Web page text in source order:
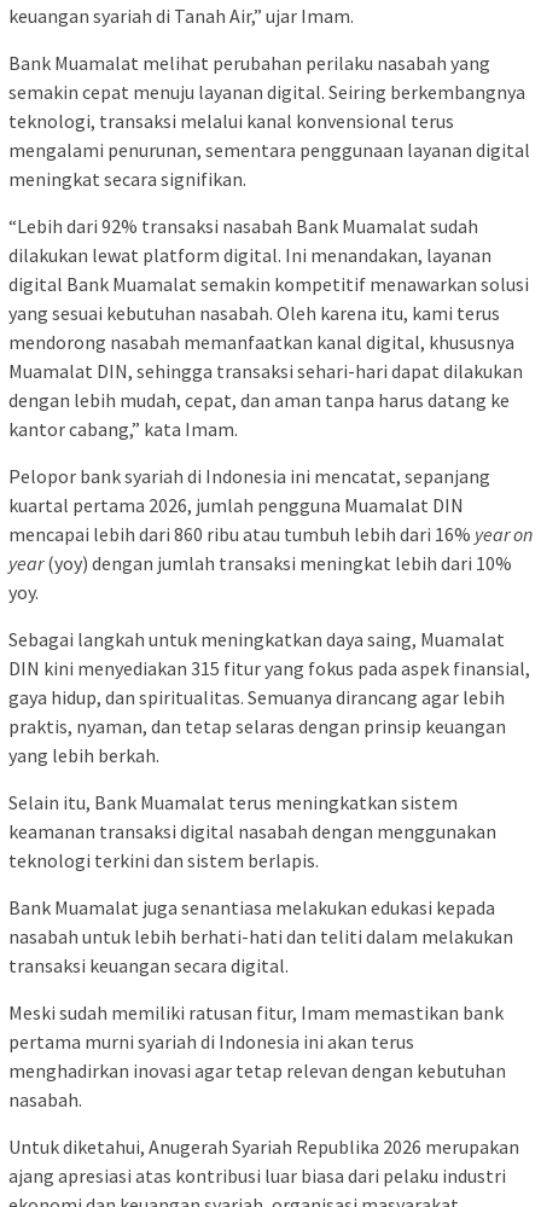
keuangan syariah di Tanah Air,” ujar Imam.
Bank Muamalat melihat perubahan perilaku nasabah yang
semakin cepat menuju layanan digital. Seiring berkembangnya
teknologi, transaksi melalui kanal konvensional terus
mengalami penurunan, sementara penggunaan layanan digital
meningkat secara signifikan.
“Lebih dari 92% transaksi nasabah Bank Muamalat sudah
dilakukan lewat platform digital. Ini menandakan, layanan
digital Bank Muamalat semakin kompetitif menawarkan solusi
yang sesuai kebutuhan nasabah. Oleh karena itu, kami terus
mendorong nasabah memanfaatkan kanal digital, khususnya
Muamalat DIN, sehingga transaksi sehari-hari dapat dilakukan
dengan lebih mudah, cepat, dan aman tanpa harus datang ke
kantor cabang,” kata Imam.
Pelopor bank syariah di Indonesia ini mencatat, sepanjang
kuartal pertama 2026, jumlah pengguna Muamalat DIN
mencapai lebih dari 860 ribu atau tumbuh lebih dari 16% year on
year(yoy) dengan jumlah transaksi meningkat lebih dari 10%
yoy.
Sebagai langkah untuk meningkatkan daya saing, Muamalat
DIN kini menyediakan 315 fitur yang fokus pada aspek finansial,
gaya hidup, dan spiritualitas. Semuanya dirancang agar lebih
praktis, nyaman, dan tetap selaras dengan prinsip keuangan
yang lebih berkah.
Selain itu, Bank Muamalat terus meningkatkan sistem
keamanan transaksi digital nasabah dengan menggunakan
teknologi terkini dan sistem berlapis.
Bank Muamalat juga senantiasa melakukan edukasi kepada
nasabah untuk lebih berhati-hati dan teliti dalam melakukan
transaksi keuangan secara digital.
Meski sudah memiliki ratusan fitur, Imam memastikan bank
pertama murni syariah di Indonesia ini akan terus
menghadirkan inovasi agar tetap relevan dengan kebutuhan
nasabah.
Untuk diketahui, Anugerah Syariah Republika 2026 merupakan
ajang apresiasi atas kontribusi luar biasa dari pelaku industri